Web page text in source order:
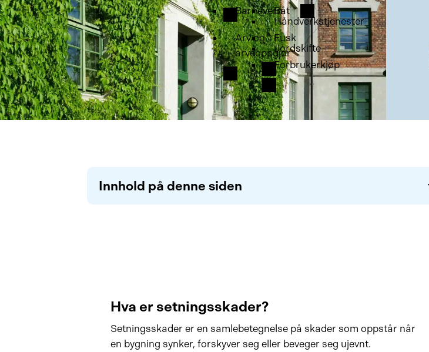
Håndverkstjenester
Jordskifte
Barnevern
Arv og
arveoppgjør
Båt
Fusk
Forbrukerkjøp
Innhold på denne siden
Hva kan du kreve av selger?
Viktigheten av å reklamere i tide
Hva er setningsskader?
Setningsskader er en samlebetegnelse på skader som oppstår når
en bygning synker, forskyver seg eller beveger seg ujevnt.